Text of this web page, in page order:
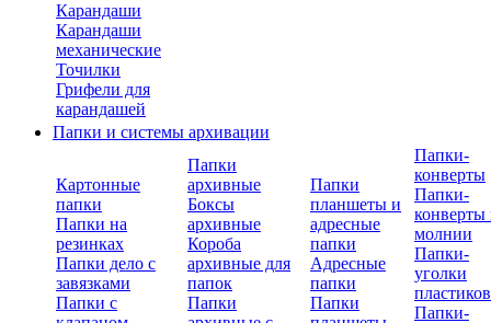
Карандаши
Карандаши
механические
Точилки
Грифели для
карандашей
Папки и системы архивации
Картонные
папки
Папки на
резинках
Папки дело с
завязками
Папки с
Папки
архивные
Боксы
архивные
Короба
архивные для
папок
Папки
Папки
планшеты и
адресные
папки
Адресные
папки
Папки
Папки-
конверты
Папки-
конверты
молнии
Папки-
уголки
Папки-